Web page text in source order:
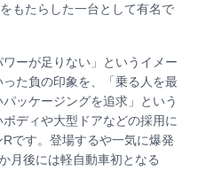
もたらした一台として有名で
ーが足りない」というイメー
た負の印象を、「乗る人を最
ッケージングを追求」という
ディや大型ドアなどの採用に
です。登場するや一気に爆発
月後には軽自動車初となる